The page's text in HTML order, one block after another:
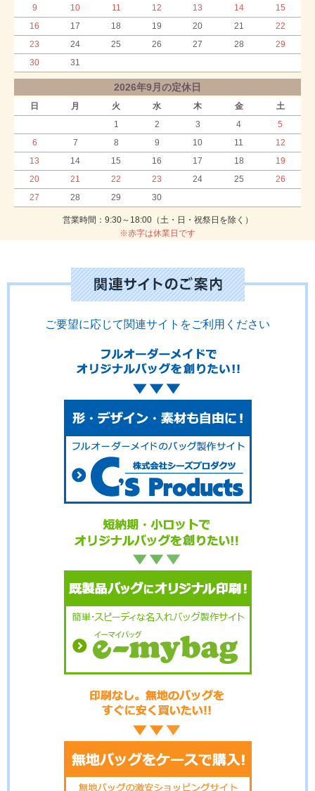
9
10 11 12 13 14
15
16
17 18 19 20 21
22
23
24 25 26 27 28
29
30
31
2026年9月の定休日
日 月 火 水 木 金
土
1
2 3 4
5
6
7 8 9 10 11
12
13
14 15 16 17 18
19
20
21 22 23 24 25
26
27
28 29 30
営業時間：9:30～18:00（土・日・祝祭日を除く）
※赤字は休業日です
ご要望に応じて関連サイトをご利用ください